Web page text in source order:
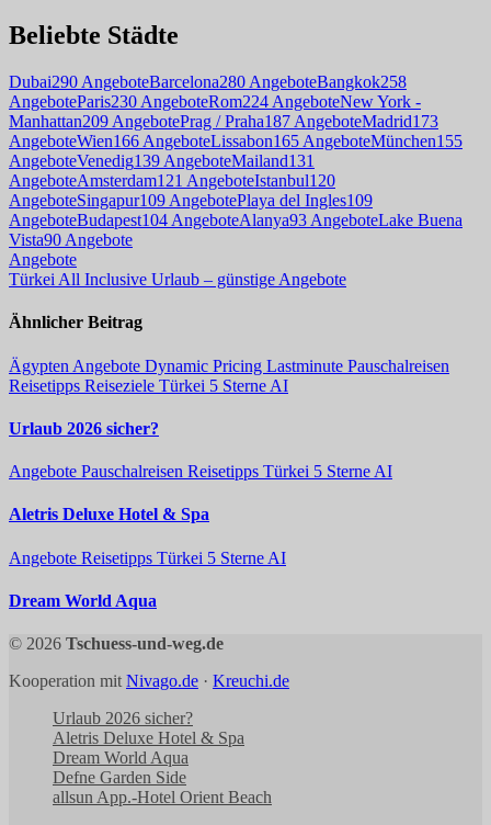
Beliebte Städte
Dubai290 AngeboteBarcelona280 AngeboteBangkok258
AngeboteParis230 AngeboteRom224 AngeboteNew York -
Manhattan209 AngebotePrag / Praha187 AngeboteMadrid173
AngeboteWien166 AngeboteLissabon165 AngeboteMünchen155
AngeboteVenedig139 AngeboteMailand131
AngeboteAmsterdam121 AngeboteIstanbul120
AngeboteSingapur109 AngebotePlaya del Ingles109
AngeboteBudapest104 AngeboteAlanya93 AngeboteLake Buena
Vista90 Angebote
Beitragsnavigation
Angebote
Türkei All Inclusive Urlaub – günstige Angebote
Ähnlicher Beitrag
Ägypten Angebote Dynamic Pricing Lastminute Pauschalreisen
Reisetipps Reiseziele Türkei 5 Sterne AI
Urlaub 2026 sicher?
Angebote Pauschalreisen Reisetipps Türkei 5 Sterne AI
Aletris Deluxe Hotel & Spa
Angebote Reisetipps Türkei 5 Sterne AI
Dream World Aqua
© 2026 Tschuess-und-weg.de
Kooperation mit Nivago.de · Kreuchi.de
Urlaub 2026 sicher?
Aletris Deluxe Hotel & Spa
Dream World Aqua
Defne Garden Side
allsun App.-Hotel Orient Beach